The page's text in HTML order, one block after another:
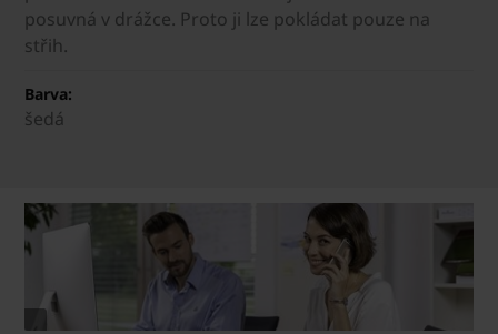
posuvná v drážce. Proto ji lze pokládat pouze na
střih.
Barva:
šedá